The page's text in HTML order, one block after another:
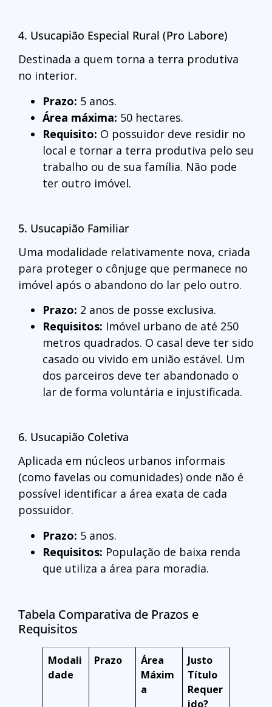
4. Usucapião Especial Rural (Pro Labore)
Destinada a quem torna a terra produtiva
no interior.
Prazo: 5 anos.
Área máxima: 50 hectares.
Requisito: O possuidor deve residir no
local e tornar a terra produtiva pelo seu
trabalho ou de sua família. Não pode
ter outro imóvel.
5. Usucapião Familiar
Uma modalidade relativamente nova, criada
para proteger o cônjuge que permanece no
imóvel após o abandono do lar pelo outro.
Prazo: 2 anos de posse exclusiva.
Requisitos: Imóvel urbano de até 250
metros quadrados. O casal deve ter sido
casado ou vivido em união estável. Um
dos parceiros deve ter abandonado o
lar de forma voluntária e injustificada.
6. Usucapião Coletiva
Aplicada em núcleos urbanos informais
(como favelas ou comunidades) onde não é
possível identificar a área exata de cada
possuidor.
Prazo: 5 anos.
Requisitos: População de baixa renda
que utiliza a área para moradia.
Tabela Comparativa de Prazos e
Requisitos
Modali
dade
Prazo
Área
Máxim
a
Justo
Título
Requer
ido?